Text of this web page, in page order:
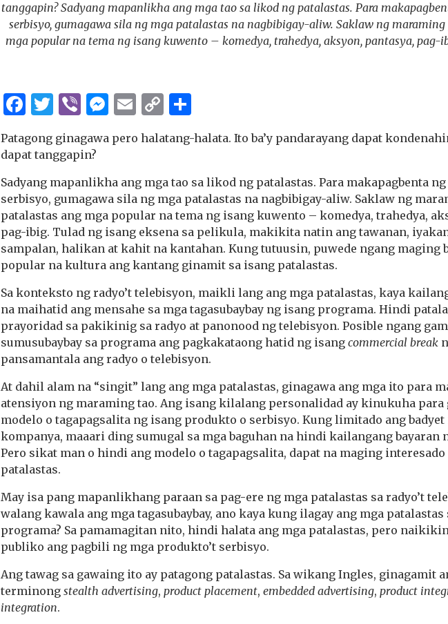
tanggapin? Sadyang mapanlikha ang mga tao sa likod ng patalastas. Para
serbisyo, gumagawa sila ng mga patalastas na nagbibigay-aliw. Saklaw ng
mga popular na tema ng isang kuwento – komedya, trahedya, aksyon, pantasya, pag-
Facebook
Twitter
ViberMessenger
Email
Copy
Link
Patagong ginagawa pero halatang-halata. Ito ba’y pandarayang dapat
dapat tanggapin?
Sadyang mapanlikha ang mga tao sa likod ng patalastas. Para makapagbenta
serbisyo, gumagawa sila ng mga patalastas na nagbibigay-aliw. Saklaw ng
patalastas ang mga popular na tema ng isang kuwento – komedya, trahedya,
pag-ibig. Tulad ng isang eksena sa pelikula, makikita natin ang tawanan,
sampalan, halikan at kahit na kantahan. Kung tutuusin, puwede ngang maging
popular na kultura ang kantang ginamit sa isang patalastas.
Sa konteksto ng radyo’t telebisyon, maikli lang ang mga patalastas, kaya
na maihatid ang mensahe sa mga tagasubaybay ng isang programa. Hindi
prayoridad sa pakikinig sa radyo at panonood ng telebisyon. Posible ngang
sumusubaybay sa programa ang pagkakataong hatid ng isang commercial break
pansamantala ang radyo o telebisyon.
At dahil alam na “singit” lang ang mga patalastas, ginagawa ang mga ito para
atensiyon ng maraming tao. Ang isang kilalang personalidad ay kinukuha para
modelo o tagapagsalita ng isang produkto o serbisyo. Kung limitado ang badyet
kompanya, maaari ding sumugal sa mga baguhan na hindi kailangang bayaran
Pero sikat man o hindi ang modelo o tagapagsalita, dapat na maging
patalastas.
May isa pang mapanlikhang paraan sa pag-ere ng mga patalastas sa radyo’t
walang kawala ang mga tagasubaybay, ano kaya kung ilagay ang mga
programa? Sa pamamagitan nito, hindi halata ang mga patalastas, pero
publiko ang pagbili ng mga produkto’t serbisyo.
Ang tawag sa gawaing ito ay patagong patalastas. Sa wikang Ingles, ginagamit
terminong stealth advertising, product placement, embedded advertising, product
integration.